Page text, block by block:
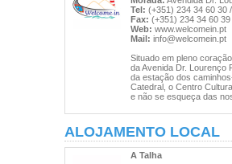
Tel: (+351) 234 34 60 30
Fax: (+351) 234 34 60 39
Web: www.welcomein.pt
Mail: info@welcomein.pt
Situado em pleno
da Avenida Dr. Lourenço
da estação dos
Catedral, o Centro
e não se esqueça das
ALOJAMENTO LOCAL
A Talha